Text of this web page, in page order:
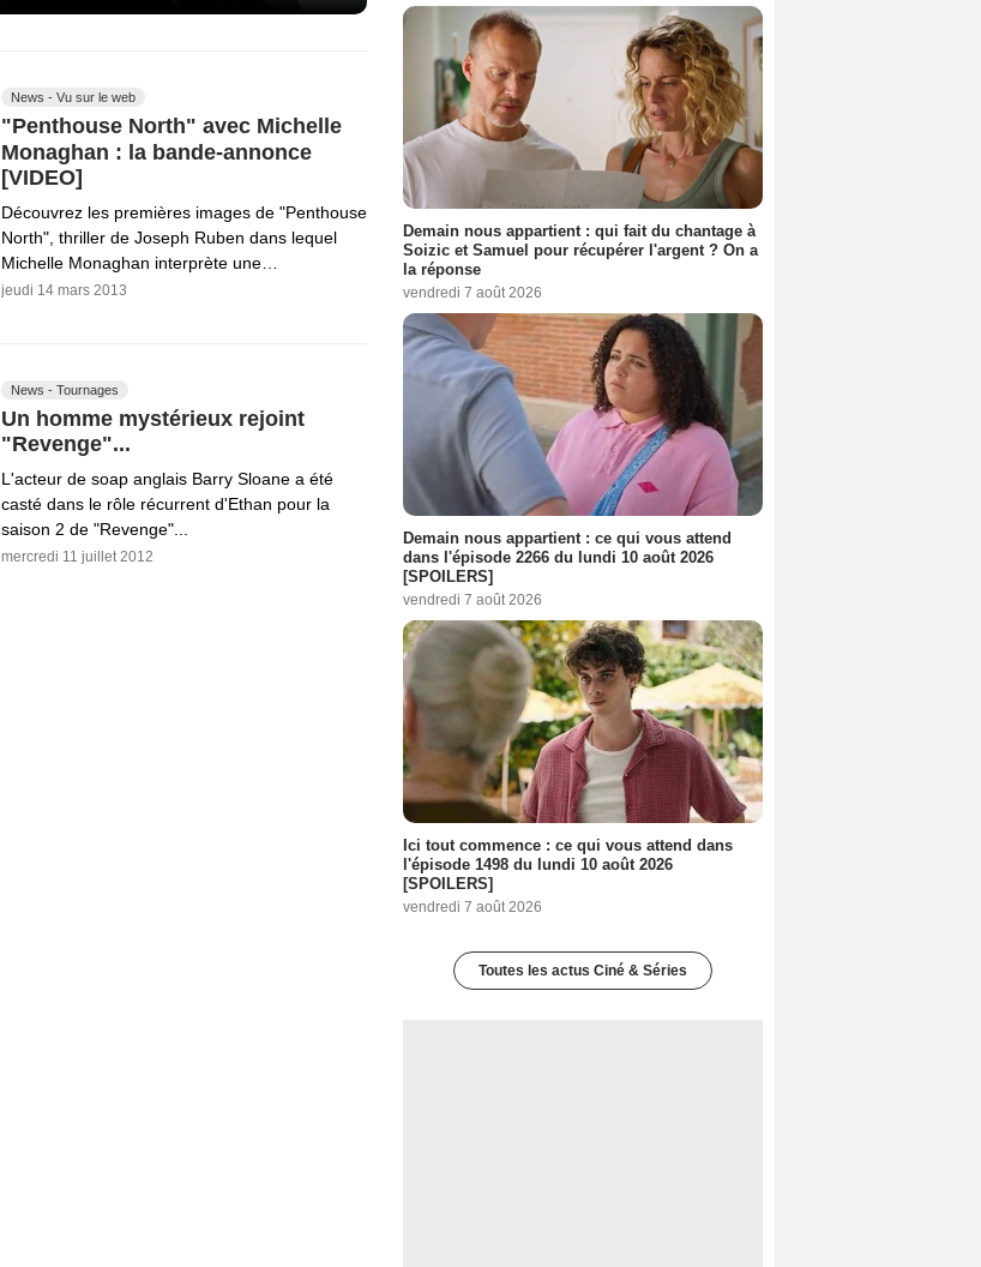
News - Vu sur le web
"Penthouse North" avec Michelle
Monaghan : la bande-annonce
[VIDEO]
Découvrez les premières images de "Penthouse
North", thriller de Joseph Ruben dans lequel
Michelle Monaghan interprète une…
jeudi 14 mars 2013
News - Tournages
Un homme mystérieux rejoint
"Revenge"...
L'acteur de soap anglais Barry Sloane a été
casté dans le rôle récurrent d'Ethan pour la
saison 2 de "Revenge"...
mercredi 11 juillet 2012
Demain nous appartient : qui fait du chantage à
Soizic et Samuel pour récupérer l'argent ? On a
la réponse
vendredi 7 août 2026
Demain nous appartient : ce qui vous attend
dans l'épisode 2266 du lundi 10 août 2026
[SPOILERS]
vendredi 7 août 2026
Ici tout commence : ce qui vous attend dans
l'épisode 1498 du lundi 10 août 2026
[SPOILERS]
vendredi 7 août 2026
Toutes les actus Ciné & Séries